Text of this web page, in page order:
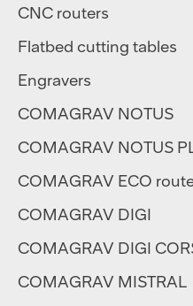
CNC routers
Flatbed cutting tables
Engravers
COMAGRAV NOTUS
COMAGRAV NOTUS
COMAGRAV ECO
COMAGRAV DIGI
COMAGRAV DIGI
COMAGRAV MISTRAL